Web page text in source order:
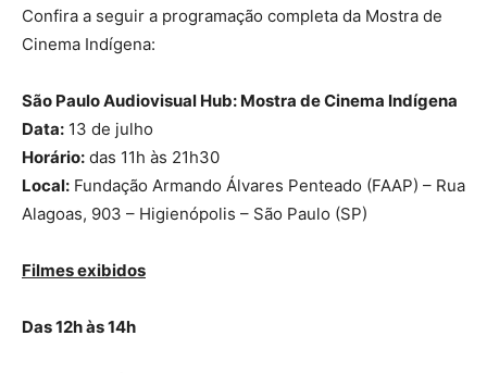
Confira a seguir a programação completa da Mostra de
Cinema Indígena:
São Paulo Audiovisual Hub: Mostra de Cinema Indígena
Data: 13 de julho
Horário: das 11h às 21h30
Local: Fundação Armando Álvares Penteado (FAAP) – Rua
Alagoas, 903 – Higienópolis – São Paulo (SP)
Filmes exibidos
Das 12h às 14h